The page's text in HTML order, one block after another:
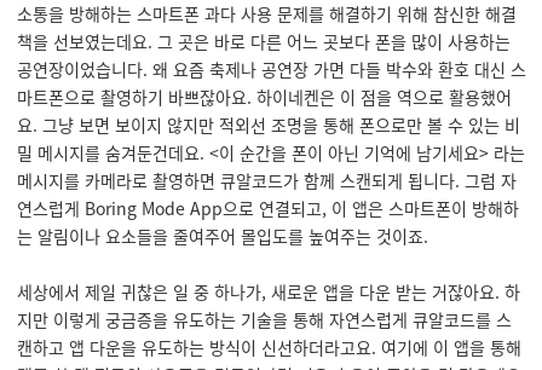
소통을 방해하는 스마트폰 과다 사용 문제를 해결하기 위해 참신한 해결
책을 선보였는데요. 그 곳은 바로 다른 어느 곳보다 폰을 많이 사용하는
공연장이었습니다. 왜 요즘 축제나 공연장 가면 다들 박수와 환호 대신 스
마트폰으로 촬영하기 바쁘잖아요. 하이네켄은 이 점을 역으로 활용했어
요. 그냥 보면 보이지 않지만 적외선 조명을 통해 폰으로만 볼 수 있는 비
밀 메시지를 숨겨둔건데요. <이 순간을 폰이 아닌 기억에 남기세요> 라는
메시지를 카메라로 촬영하면 큐알코드가 함께 스캔되게 됩니다. 그럼 자
연스럽게 Boring Mode App으로 연결되고, 이 앱은 스마트폰이 방해하
는 알림이나 요소들을 줄여주어 몰입도를 높여주는 것이죠.
세상에서 제일 귀찮은 일 중 하나가, 새로운 앱을 다운 받는 거잖아요. 하
지만 이렇게 궁금증을 유도하는 기술을 통해 자연스럽게 큐알코드를 스
캔하고 앱 다운을 유도하는 방식이 신선하더라고요. 여기에 이 앱을 통해